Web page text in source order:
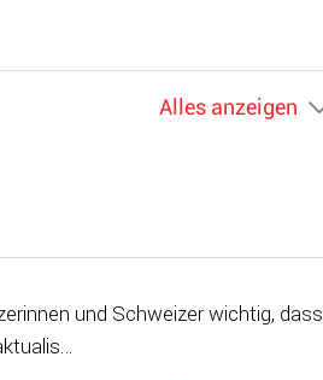
Alles anzeigen
und Schweizer wichtig, dass